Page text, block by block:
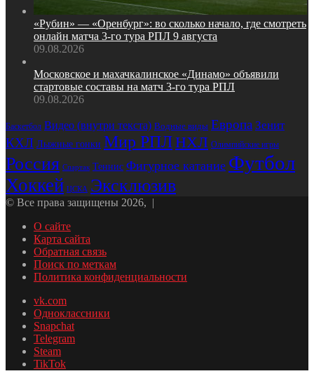
«Рубин» — «Оренбург»: во сколько начало, где смотреть
онлайн матча 3‑го тура РПЛ 9 августа
09.08.2026
Московское и махачкалинское «Динамо» объявили
стартовые составы на матч 3‑го тура РПЛ
09.08.2026
Баскетбол Видео (внутри текста) Водные виды Европа Зенит
КХЛ Лыжные гонки Мир РПЛНХЛ Олимпийские игры
Россия Спартак Теннис Фигурное катание Футбол
Хоккей ЦСКА Эксклюзив
© Все права защищены 2026, |
О сайте
Карта сайта
Обратная связь
Поиск по меткам
Политика конфиденциальности
vk.com
Одноклассники
Snapchat
Telegram
Steam
TikTok